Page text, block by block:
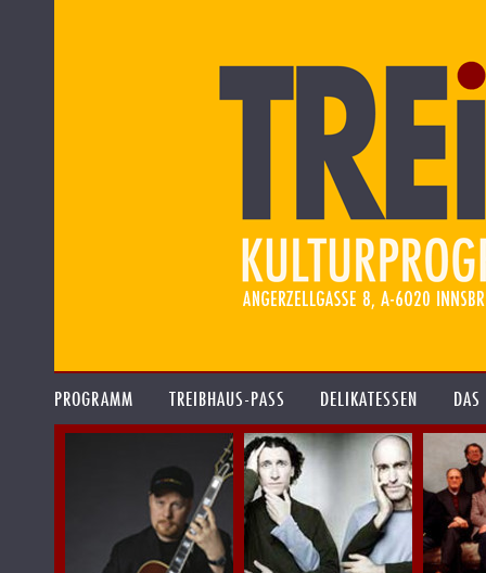
PROGRAMM TREIBHAUS-PASS DELIKATESSEN